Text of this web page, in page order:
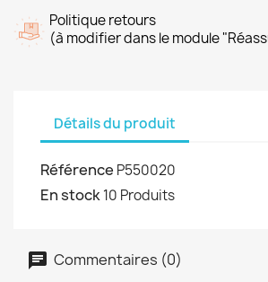
Politique retours
(à modifier dans le module
Détails du produit
Référence P550020
En stock10 Produits
Commentaires (0)